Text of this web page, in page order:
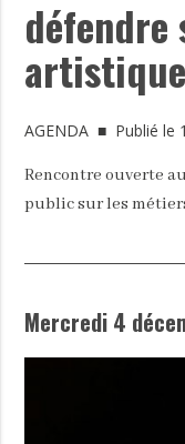
défendre
AGENDA ■ Publié le
Rencontre ouverte
public sur les
Mercredi 4